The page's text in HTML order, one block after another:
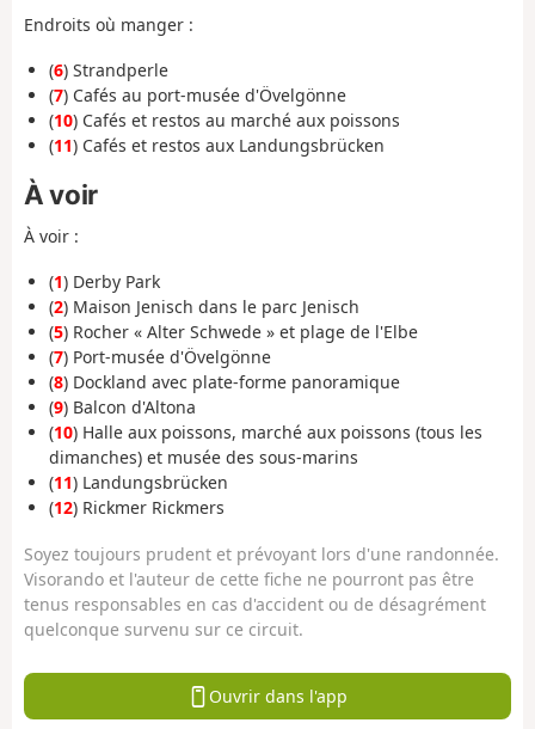
Endroits où manger :
(6) Strandperle
(7) Cafés au port-musée d'Övelgönne
(10) Cafés et restos au marché aux poissons
(11) Cafés et restos aux Landungsbrücken
À voir
À voir :
(1) Derby Park
(2) Maison Jenisch dans le parc Jenisch
(5) Rocher « Alter Schwede » et plage de l'Elbe
(7) Port-musée d'Övelgönne
(8) Dockland avec plate-forme panoramique
(9) Balcon d'Altona
(10) Halle aux poissons, marché aux poissons (tous les
dimanches) et musée des sous-marins
(11) Landungsbrücken
(12) Rickmer Rickmers
Soyez toujours prudent et prévoyant lors d'une randonnée.
Visorando et l'auteur de cette fiche ne pourront pas être
tenus responsables en cas d'accident ou de désagrément
quelconque survenu sur ce circuit.
Ouvrir dans l'app